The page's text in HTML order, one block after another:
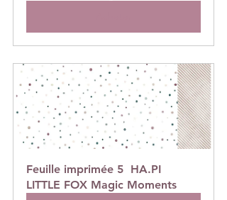
Feuille imprimée 5  HA.PI
LITTLE FOX Magic Moments